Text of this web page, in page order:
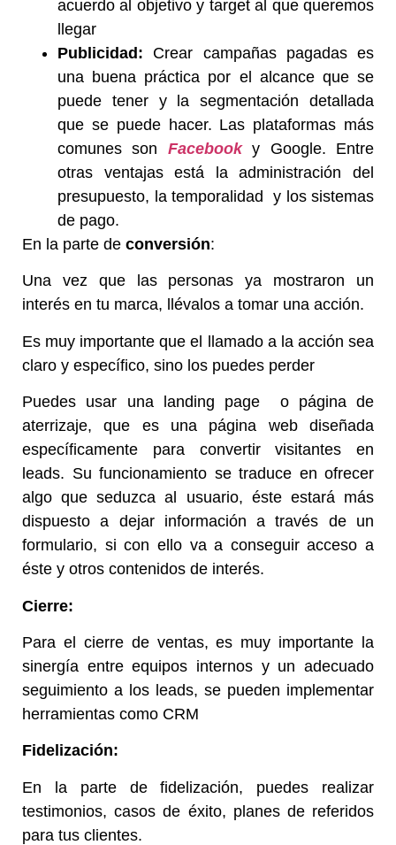
acuerdo al objetivo y target al que queremos
llegar
Publicidad: Crear campañas pagadas es
una buena práctica por el alcance que se
puede tener y la segmentación detallada
que se puede hacer. Las plataformas más
comunes son Facebooky Google. Entre
otras ventajas está la administración del
presupuesto, la temporalidad y los sistemas
de pago.
En la parte de conversión:
Una vez que las personas ya mostraron un
interés en tu marca, llévalos a tomar una acción.
Es muy importante que el llamado a la acción sea
claro y específico, sino los puedes perder
Puedes usar unalanding page o página de
aterrizaje, que es una página web diseñada
específicamente para convertir visitantes en
leads. Su funcionamiento se traduce en ofrecer
algo que seduzca al usuario, éste estará más
dispuesto a dejar información a través de un
formulario, si con ello va a conseguir acceso a
éste y otros contenidos de interés.
Cierre:
Para el cierre de ventas, es muy importante la
sinergía entre equipos internos y un adecuado
seguimiento a los leads, se pueden implementar
herramientas como CRM
Fidelización:
En la parte de fidelización, puedes realizar
testimonios, casos de éxito, planes de referidos
para tus clientes.